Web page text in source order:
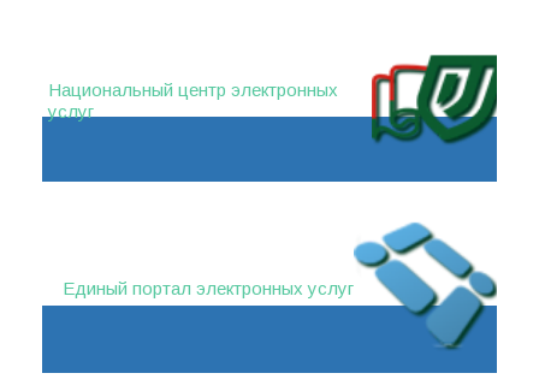
Национальный центр электронных
услуг
Единый портал электронных услуг